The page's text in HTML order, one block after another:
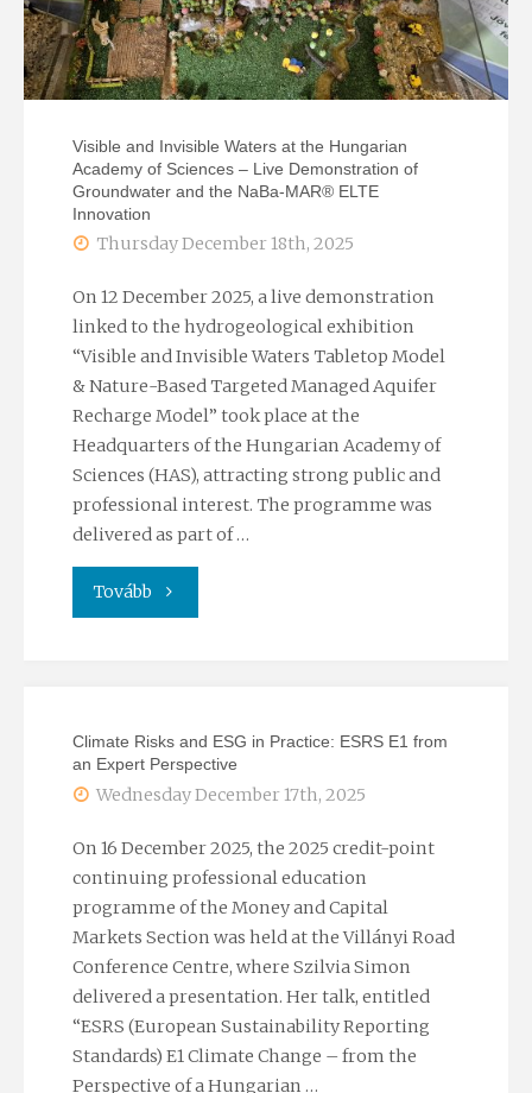
Homokhátsági
Táj-
Vízgazdálkodás
találkozóján"
Visible and Invisible Waters at the Hungarian
Academy of Sciences – Live Demonstration of
Groundwater and the NaBa-MAR® ELTE
Innovation
Thursday December 18th, 2025
On 12 December 2025, a live demonstration
linked to the hydrogeological exhibition
“Visible and Invisible Waters Tabletop Model
& Nature-Based Targeted Managed Aquifer
Recharge Model” took place at the
Headquarters of the Hungarian Academy of
Sciences (HAS), attracting strong public and
professional interest. The programme was
delivered as part of …
Tovább "Visible
Waters
at
the
Hungarian
Academy
of
Sciences
Climate Risks and ESG in Practice: ESRS E1 from
an Expert Perspective
Wednesday December 17th, 2025
On 16 December 2025, the 2025 credit-point
continuing professional education
programme of the Money and Capital
Markets Section was held at the Villányi Road
Conference Centre, where Szilvia Simon
delivered a presentation. Her talk, entitled
“ESRS (European Sustainability Reporting
Standards) E1 Climate Change – from the
Perspective of a Hungarian …